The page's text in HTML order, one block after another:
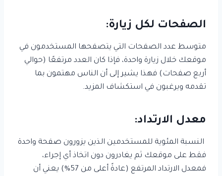
الصفحات لكل زيارة:
متوسط عدد الصفحات التي يتصفحها المستخدمون في
موقعك خلال زيارة واحدة، فإذا كان العدد مرتفعًا (حوالي
أربع صفحات) فهذا يشير إلى أن الناس مهتمون بما
تقدمه ويرغبون في استكشاف المزيد.
معدل الارتداد:
النسبة المئوية للمستخدمين الذين يزورون صفحة واحدة
فقط على موقعك ثم يغادرون دون اتخاذ أي إجراء،
فمعدل الارتداد المرتفع (عادةً أعلى من 57%) يعني أن